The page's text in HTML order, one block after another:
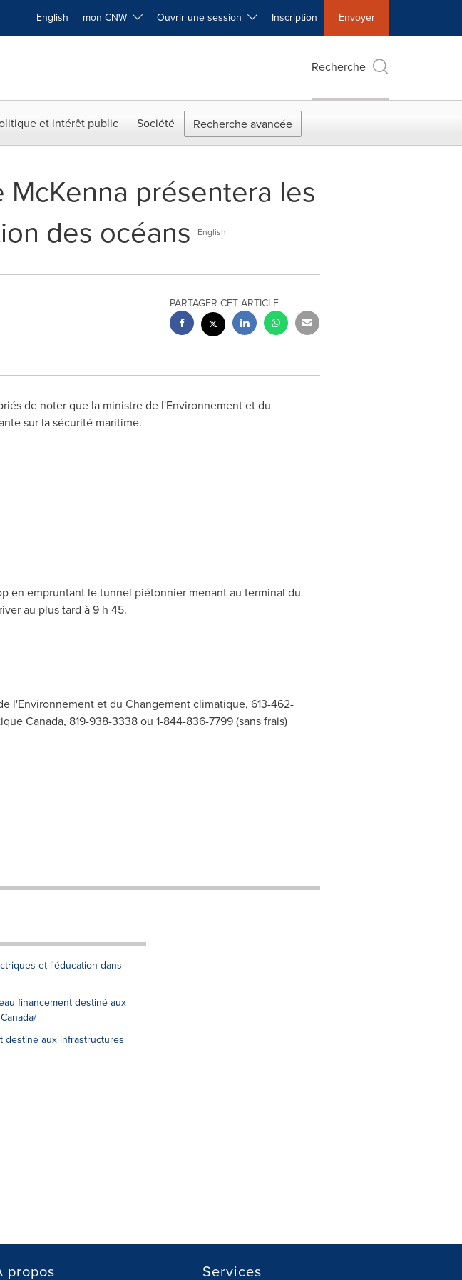
English mon CNW Ouvrir une session Inscription Envoyer
Recherche
et intérêt public Société Recherche avancée
présentera les
des océans
English
PARTAGER CET ARTICLE
de noter que la ministre de l'Environnement et du
sur la sécurité maritime.
en empruntant le tunnel piétonnier menant au terminal du
au plus tard à 9 h 45.
l'Environnement et du Changement climatique, 613-462-
Canada, 819-938-3338 ou 1-844-836-7799 (sans frais)
et l'éducation dans
financement destiné aux
destiné aux infrastructures
propos Services